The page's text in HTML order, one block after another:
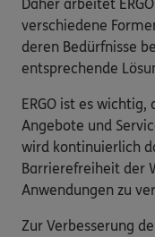
Daher arbeitet
verschiedene
deren Bedürfnisse
entsprechende
ERGO ist es
Angebote und
wird kontinuierlich
Barrierefreiheit der
Anwendungen zu
Zur Verbesserung